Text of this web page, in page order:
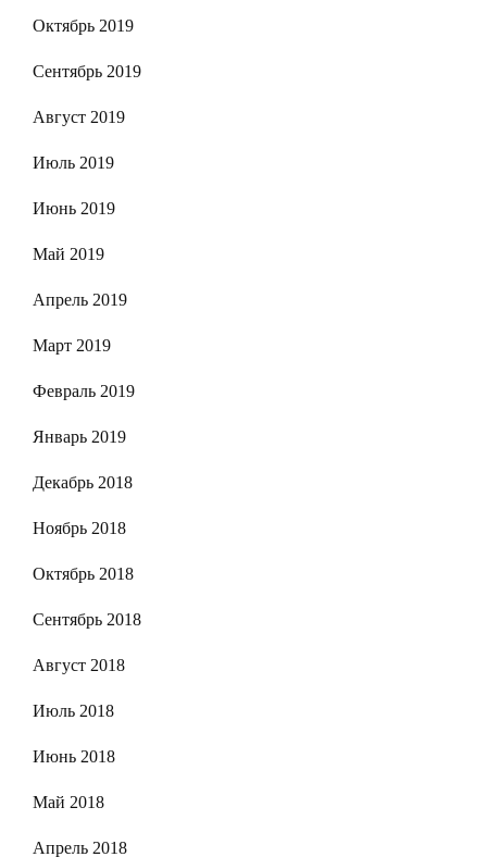
Октябрь 2019
Сентябрь 2019
Август 2019
Июль 2019
Июнь 2019
Май 2019
Апрель 2019
Март 2019
Февраль 2019
Январь 2019
Декабрь 2018
Ноябрь 2018
Октябрь 2018
Сентябрь 2018
Август 2018
Июль 2018
Июнь 2018
Май 2018
Апрель 2018